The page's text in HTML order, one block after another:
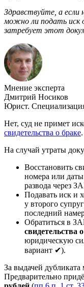
Здравствуйте, а если
можно ли подать иск
затребует этот
Мнение эксперта
Дмитрий Носиков
Юрист.
Нет, суд не примет
свидетельства о браке.
На случай утраты
Восстановить
номера или даты
развода через
Подавать иск и
у второго
последний
Обратиться в
свидетельства
юридическую
вариант ✔).
За выдачей
Предварительно